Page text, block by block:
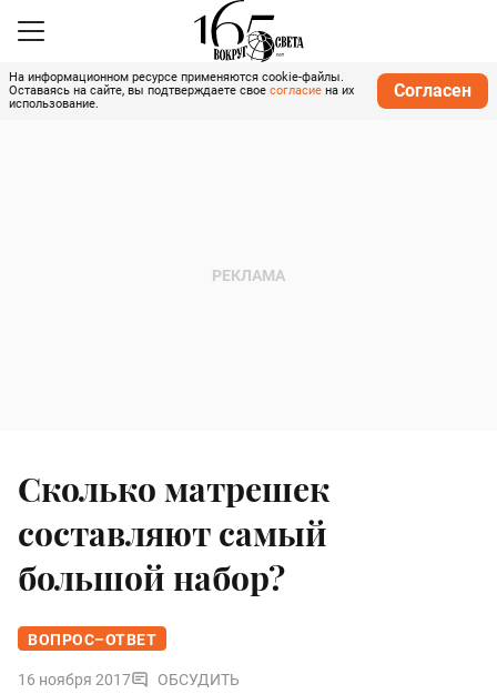
На информационном ресурсе применяются cookie-файлы.
Оставаясь на сайте, вы подтверждаете свое согласие на их
использование.
Согласен
Сколько матрешек
составляют самый
большой набор?
ВОПРОС–ОТВЕТ
16 ноября 2017 ОБСУДИТЬ